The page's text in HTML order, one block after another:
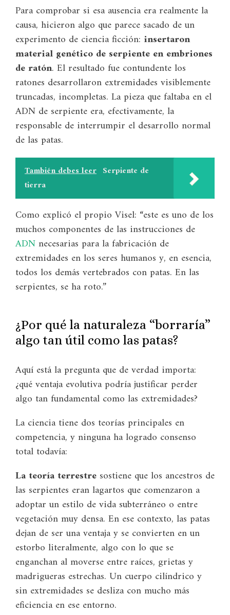
Para comprobar si esa ausencia era realmente la
causa, hicieron algo que parece sacado de un
experimento de ciencia ficción: insertaron
material genético de serpiente en embriones
de ratón. El resultado fue contundente los
ratones desarrollaron extremidades visiblemente
truncadas, incompletas. La pieza que faltaba en el
ADN de serpiente era, efectivamente, la
responsable de interrumpir el desarrollo normal
de las patas.
También debes leer Serpiente de
tierra
Como explicó el propio Visel: “este es uno de los
muchos componentes de las instrucciones de
ADNnecesarias para la fabricación de
extremidades en los seres humanos y, en esencia,
todos los demás vertebrados con patas. En las
serpientes, se ha roto.”
¿Por qué la naturaleza “borraría”
algo tan útil como las patas?
Aquí está la pregunta que de verdad importa:
¿qué ventaja evolutiva podría justificar perder
algo tan fundamental como las extremidades?
La ciencia tiene dos teorías principales en
competencia, y ninguna ha logrado consenso
total todavía:
La teoría terrestre sostiene que los ancestros de
las serpientes eran lagartos que comenzaron a
adoptar un estilo de vida subterráneo o entre
vegetación muy densa. En ese contexto, las patas
dejan de ser una ventaja y se convierten en un
estorbo literalmente, algo con lo que se
enganchan al moverse entre raíces, grietas y
madrigueras estrechas. Un cuerpo cilíndrico y
sin extremidades se desliza con mucho más
eficiencia en ese entorno.